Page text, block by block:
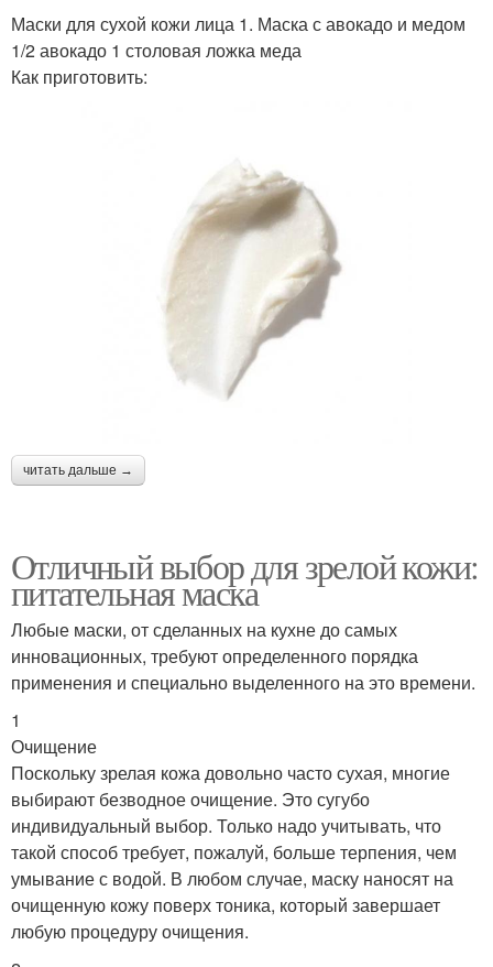
Маски для сухой кожи лица 1. Маска с авокадо и медом
1/2 авокадо 1 столовая ложка меда
Как приготовить:
читать дальше →
Отличный выбор для зрелой кожи:
питательная маска
Любые маски, от сделанных на кухне до самых
инновационных, требуют определенного порядка
применения и специально выделенного на это времени.
1
Очищение
Поскольку зрелая кожа довольно часто сухая, многие
выбирают безводное очищение. Это сугубо
индивидуальный выбор. Только надо учитывать, что
такой способ требует, пожалуй, больше терпения, чем
умывание с водой. В любом случае, маску наносят на
очищенную кожу поверх тоника, который завершает
любую процедуру очищения.